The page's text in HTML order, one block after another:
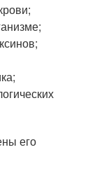
его